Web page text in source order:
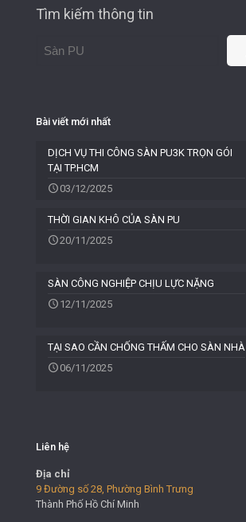
Tìm kiếm thông tin
Bài viết mới nhất
DỊCH VỤ THI CÔNG SÀN PU3K TRỌN GÓI
TẠI TP.HCM
03/12/2025
THỜI GIAN KHÔ CỦA SÀN PU
20/11/2025
SÀN CÔNG NGHIỆP CHỊU LỰC NẶNG
12/11/2025
TẠI SAO CẦN CHỐNG THẤM CHO SÀN NHÀ
06/11/2025
Liên hệ
Địa chỉ
9 Đường số 28, Phường Bình Trưng
Thành Phố Hồ Chí Minh